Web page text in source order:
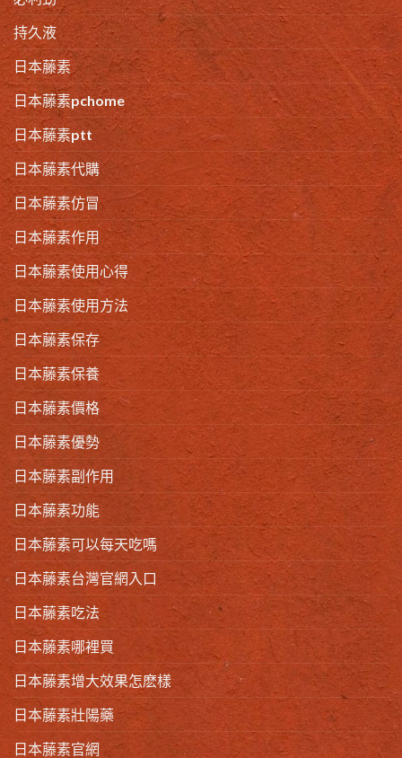
持久液
日本藤素
日本藤素pchome
日本藤素ptt
日本藤素代購
日本藤素仿冒
日本藤素作用
日本藤素使用心得
日本藤素使用方法
日本藤素保存
日本藤素保養
日本藤素價格
日本藤素優勢
日本藤素副作用
日本藤素功能
日本藤素可以每天吃嗎
日本藤素台灣官網入口
日本藤素吃法
日本藤素哪裡買
日本藤素增大效果怎麽樣
日本藤素壯陽藥
日本藤素官網